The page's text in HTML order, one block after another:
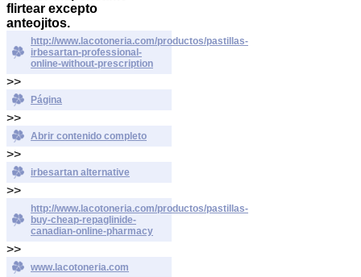
flirtear excepto
anteojitos.
http://www.lacotoneria.com/productos/pastillas-
irbesartan-professional-
online-without-prescription
>>
Página
>>
Abrir contenido completo
>>
irbesartan alternative
>>
http://www.lacotoneria.com/productos/pastillas-
buy-cheap-repaglinide-
canadian-online-pharmacy
>>
www.lacotoneria.com